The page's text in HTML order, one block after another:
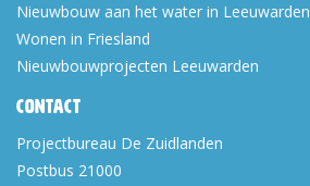
Nieuwbouw aan het water in Leeuwarden
Wonen in Friesland
Nieuwbouwprojecten Leeuwarden
Contact
Projectbureau De Zuidlanden
Postbus 21000